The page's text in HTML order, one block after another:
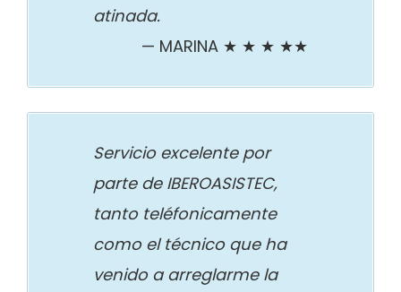
atinada.
MARINA ★ ★ ★ ★★
Servicio excelente por
parte de IBEROASISTEC,
tanto teléfonicamente
como el técnico que ha
venido a arreglarme la